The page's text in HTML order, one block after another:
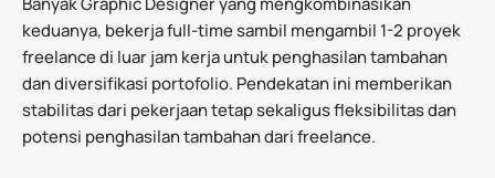
keduanya, bekerja full-time sambil mengambil 1-2 proyek
freelance di luar jam kerja untuk penghasilan tambahan
dan diversifikasi portofolio. Pendekatan ini memberikan
stabilitas dari pekerjaan tetap sekaligus fleksibilitas dan
potensi penghasilan tambahan dari freelance.